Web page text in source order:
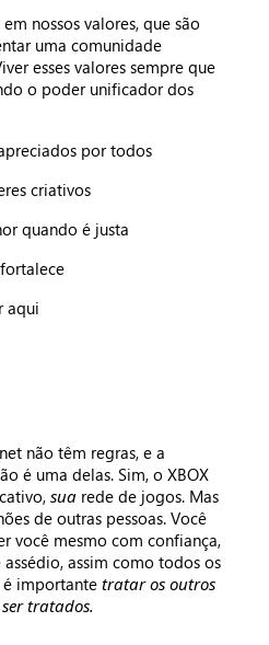
nossos valores, que são
uma comunidade
esses valores sempre que
o poder unificador dos
por todos
criativos
quando é justa
aqui
não têm regras, e a
é uma delas. Sim, o XBOX
sua rede de jogos. Mas
de outras pessoas. Você
você mesmo com confiança,
assim como todos os
é importantetratar os outros
tratados.